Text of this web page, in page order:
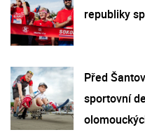
republiky
Před
sportovní